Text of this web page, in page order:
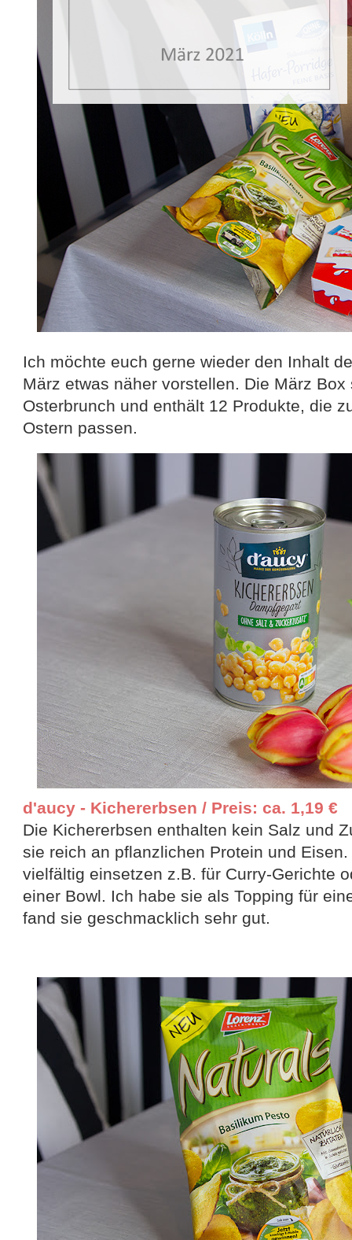
Ich möchte euch gerne wieder den Inhalt
März etwas näher vorstellen. Die März
Osterbrunch und enthält 12 Produkte, die
Ostern passen.
d'aucy - Kichererbsen / Preis: ca. 1,19 €
Die Kichererbsen enthalten kein Salz und
sie reich an pflanzlichen Protein und
vielfältig einsetzen z.B. für Curry-Gerichte
einer Bowl. Ich habe sie als Topping für
fand sie geschmacklich sehr gut.